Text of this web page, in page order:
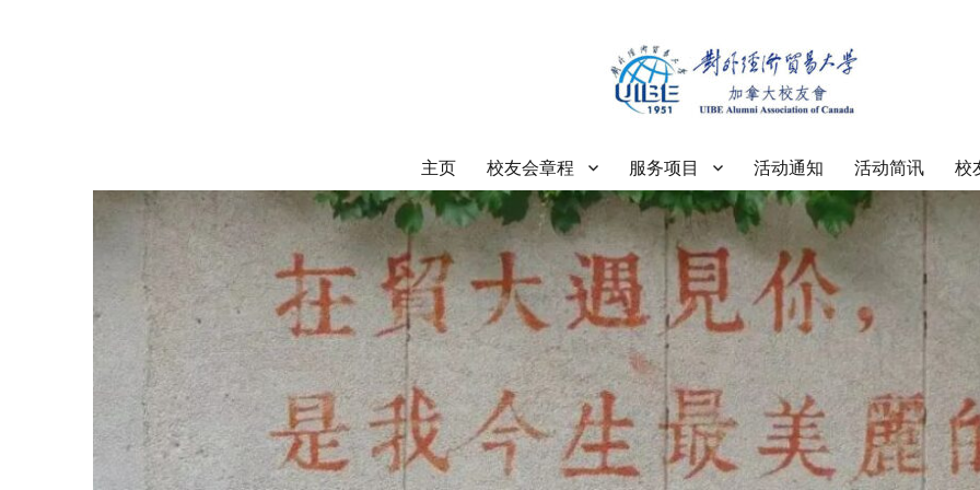
对外经济贸易大学加拿大校友会
主页 校友会章程 服务项目 活动通知 活动简讯 校